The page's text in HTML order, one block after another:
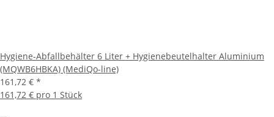
Hygiene-Abfallbehälter 6 Liter + Hygienebeutelhalter Aluminium
(MQWB6HBKA) (MediQo-line)
161,72 € *
161,72 € pro 1 Stück